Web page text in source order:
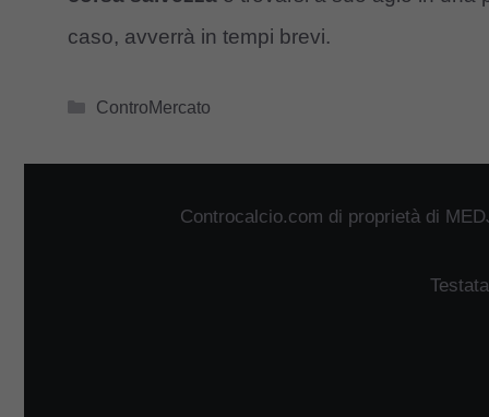
caso, avverrà in tempi brevi.
Categorie
ControMercato
Controcalcio.com di proprietà di